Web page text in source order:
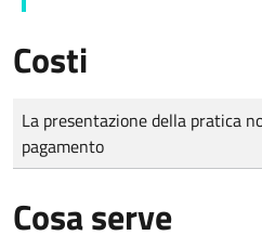
Costi
Tipo di pagamento
Importo
La presentazione della pratica
pagamento
Cosa serve